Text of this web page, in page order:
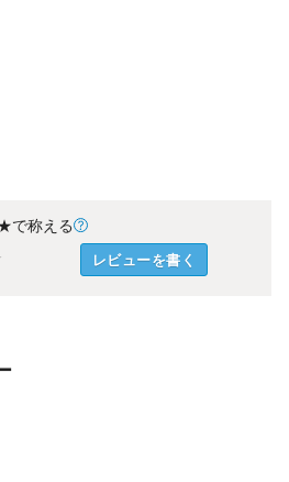
で称える
レビューを書く